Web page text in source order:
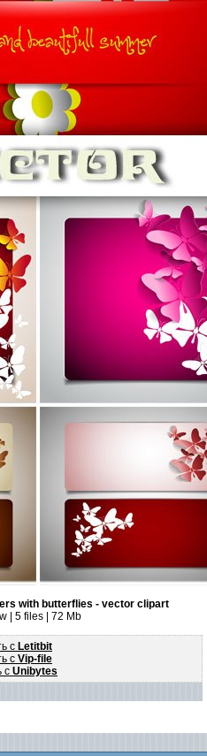
with butterflies - vector clipart
| 5 files | 72 Mb
с Letitbit
с Vip-file
с Unibytes